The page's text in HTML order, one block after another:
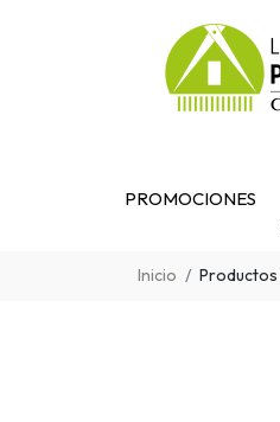
PROMOCIONES
Inicio Productos